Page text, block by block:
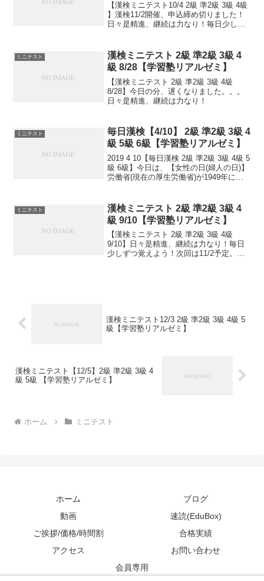
【漢検ミニテスト10/4 2級 準2級 3級 4級
】漢検11/2開催、申込締め切りました！
日々是精進、継続は力なり！毎日少しず
ミニテスト
漢検ミニテスト 2級 準2級 3級 4
級 8/28【学習塾リアルゼミ】
【漢検ミニテスト 2級 準2級 3級 4級
8/28】今日の分、遅くなりました。。。
日々是精進、継続は力なり！
ミニテスト
毎日漢検【4/10】 2級 準2級 3級 4
級 5級 6級【学習塾リアルゼミ】
2019 4 10【毎日漢検 2級 準2級 3級 4級 5
級 6級】今日は、【女性の日(婦人の日)】
労働省(現在の厚生労働省)が1949年に
日。小さなことからコツと...
ミニテスト
漢検ミニテスト 2級 準2級 3級 4
級 9/10【学習塾リアルゼミ】
【漢検ミニテスト 2級 準2級 3級 4級
9/10】日々是精進、継続は力なり！毎日
少しずつ覚えよう！次回は11/2予定。受
漢検ミニテスト12/3 2級 準2級 3級 4級 5
級【学習塾リアルゼミ】
漢検ミニテスト【12/5】2級 準2級 3級 4
級 5級 【学習塾リアルゼミ】
ホーム ミニテスト
ホーム
ブログ
動画
速読(EduBox)
ご挨拶/価格/時間割
合格実績
アクセス
お問い合わせ
会員専用